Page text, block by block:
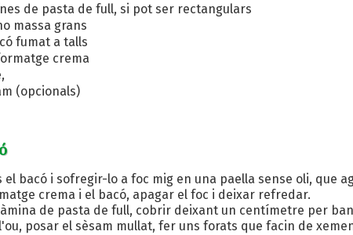
de pasta de full, si pot ser rectangulars
massa grans
fumat a talls
crema
(opcionals)
el bacó i sofregir-lo a foc mig en una paella sense oli, que
crema i el bacó, apagar el foc i deixar refredar.
de pasta de full, cobrir deixant un centímetre per
posar el sèsam mullat, fer uns forats que facin de